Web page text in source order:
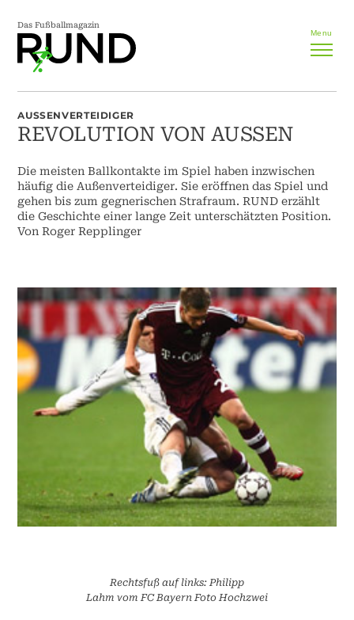
Das Fußballmagazin
Menu
AUSSENVERTEIDIGER
REVOLUTION VON AUSSEN
Die meisten Ballkontakte im Spiel haben inzwischen
häufig die Außenverteidiger. Sie eröffnen das Spiel und
gehen bis zum gegnerischen Strafraum. RUND erzählt
die Geschichte einer lange Zeit unterschätzten Position.
Von Roger Repplinger
Rechtsfuß auf links: Philipp
Lahm vom FC Bayern Foto Hochzwei